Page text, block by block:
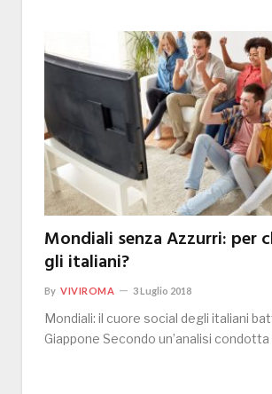
Mondiali senza Azzurri: per
gli italiani?
By VIVIROMA 3 Luglio 2018
Mondiali: il cuore social degli italiani
Giappone Secondo un’analisi